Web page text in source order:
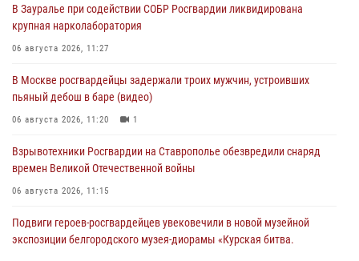
В Зауралье при содействии СОБР Росгвардии ликвидирована
крупная нарколаборатория
06 августа 2026, 11:27
В Москве росгвардейцы задержали троих мужчин, устроивших
пьяный дебош в баре (видео)
06 августа 2026, 11:20 1
Взрывотехники Росгвардии на Ставрополье обезвредили снаряд
времен Великой Отечественной войны
06 августа 2026, 11:15
Подвиги героев‑росгвардейцев увековечили в новой музейной
экспозиции белгородского музея‑диорамы «Курская битва.